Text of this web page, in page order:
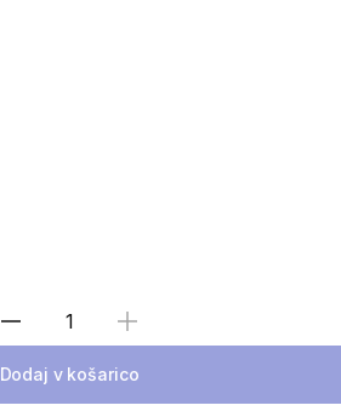
Izberite količino
Dodaj v košarico